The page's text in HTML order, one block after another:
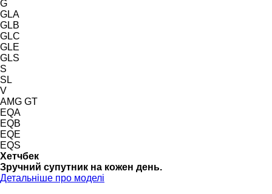
G
GLA
GLB
GLC
GLE
GLS
S
SL
V
AMG GT
EQA
EQB
EQE
EQS
Хетчбек
Зручний супутник на кожен день.
Детальніше про моделі